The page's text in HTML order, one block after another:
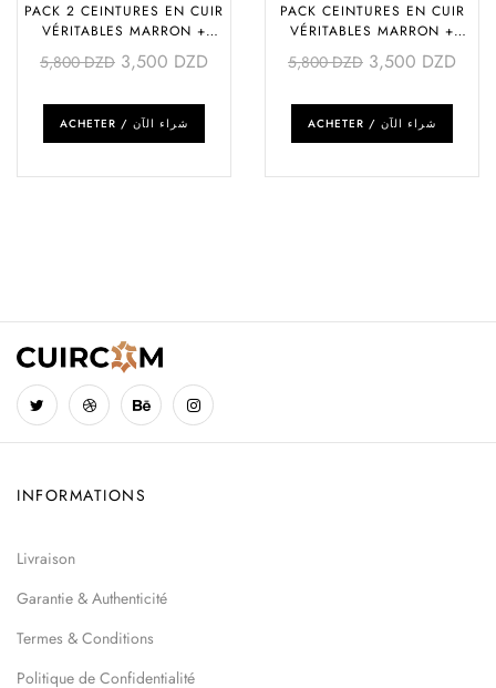
PACK 2 CEINTURES EN CUIR
VÉRITABLES MARRON +
NOIRE (COUSUES GLACÉES)
5,800DZD 3,500 DZD
ACHETER / شراء الآن
PACK CEINTURES EN CUIR
VÉRITABLES MARRON +
NOIRE
5,800DZD 3,500 DZD
ACHETER / شراء الآن
INFORMATIONS
Livraison
Garantie & Authenticité
Termes & Conditions
Politique de Confidentialité